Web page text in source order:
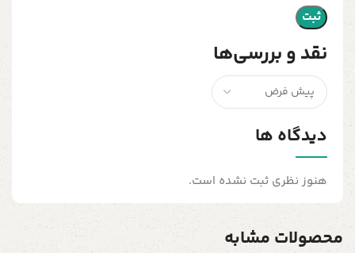
نقد و بررسی‌ها
دیدگاه ها
هنوز نظری ثبت نشده است.
محصولات مشابه